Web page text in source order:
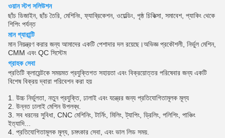
ওয়ান স্টপ সলিউশন
ছাঁচ ডিজাইন, ছাঁচ তৈরি, মেশিনিং, ফ্যাব্রিকেশন, ওয়েল্ডিং, পৃষ্ঠ চিকিত্সা, সমাবেশ, প্যাকিং থেকে
শিপিং পর্যন্ত
মান গ্যারান্টি
মান নিয়ন্ত্রণ করার জন্য আমাদের একটি পেশাদার দল রয়েছে।অভিজ্ঞ প্রকৌশলী, নির্ভুল মেশিন,
CMM এবং QC সিস্টেম
গ্রাহক সেবা
প্রতিটি ক্লায়েন্টকে সময়মত প্রযুক্তিগত সহায়তা এবং বিক্রয়োত্তর পরিষেবার জন্য একটি
বিশেষ বিক্রয় দ্বারা পরিবেশন করা হয়
1. উচ্চ নির্ভুলতা, নতুন প্রযুক্তি, ঢালাই এবং যন্ত্রের জন্য প্রতিযোগিতামূলক মূল্য
2. উন্নত ঢালাই মেশিন উপলব্ধ.
3. সব ধরনের সুবিধা, CNC মেশিনিং, টার্নিং, মিলিং, ট্যাপিং, ড্রিলিং, পলিশিং, পাঞ্চিং
ইত্যাদি...
4. প্রতিযোগিতামূলক মূল্য, চমৎকার সেবা, এবং ভাল লিড সময়.